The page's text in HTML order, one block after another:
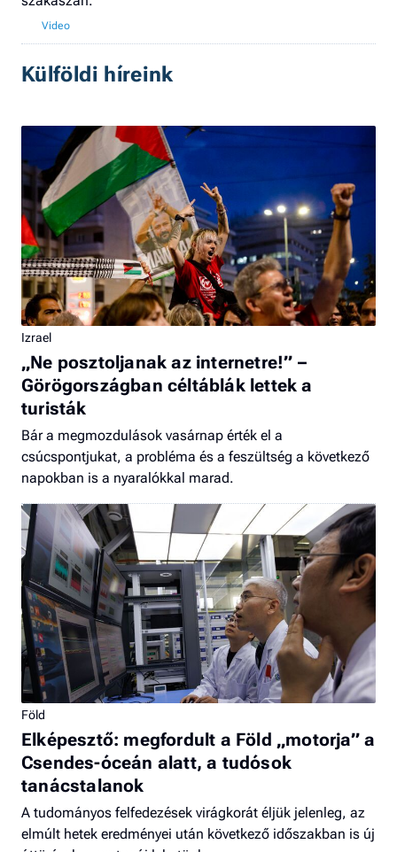
Külföldi híreink
Izrael
„Ne posztoljanak az internetre!” –
Görögországban céltáblák lettek a
turisták
Bár a megmozdulások vasárnap érték el a
csúcspontjukat, a probléma és a feszültség a következő
napokban is a nyaralókkal marad.
Föld
Elképesztő: megfordult a Föld „motorja” a
Csendes-óceán alatt, a tudósok
tanácstalanok
A tudományos felfedezések virágkorát éljük jelenleg, az
elmúlt hetek eredményei után következő időszakban is új